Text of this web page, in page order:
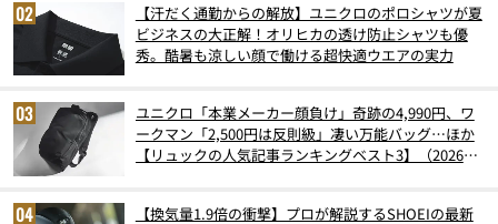
【汗だく通勤からの解放】ユニクロのポロシャツが夏
ビジネスの大正解！オリヒカの透け防止シャツも優
秀。酷暑も涼しい顔で働ける超快適ウエアの実力
ユニクロ「本業メーカー顔負け」奇跡の4,990円、ワ
ークマン「2,500円は反則級」凄い万能バッグ…ほか
【リュックの人気記事ランキングベスト3】（2026年
【換気量1.9倍の衝撃】プロが解説するSHOEIの最新